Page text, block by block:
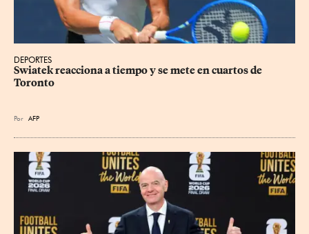
DEPORTES
Swiatek reacciona a tiempo y se mete en cuartos de
Toronto
Por AFP